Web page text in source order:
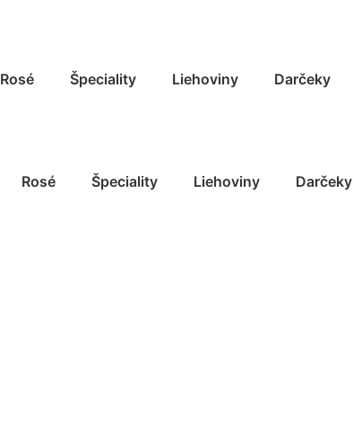
Rosé Špeciality Liehoviny Darčeky
Rosé Špeciality Liehoviny Darčeky